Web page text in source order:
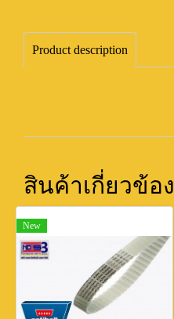
Product description
สินค้าเกี่ยวข้อง
New